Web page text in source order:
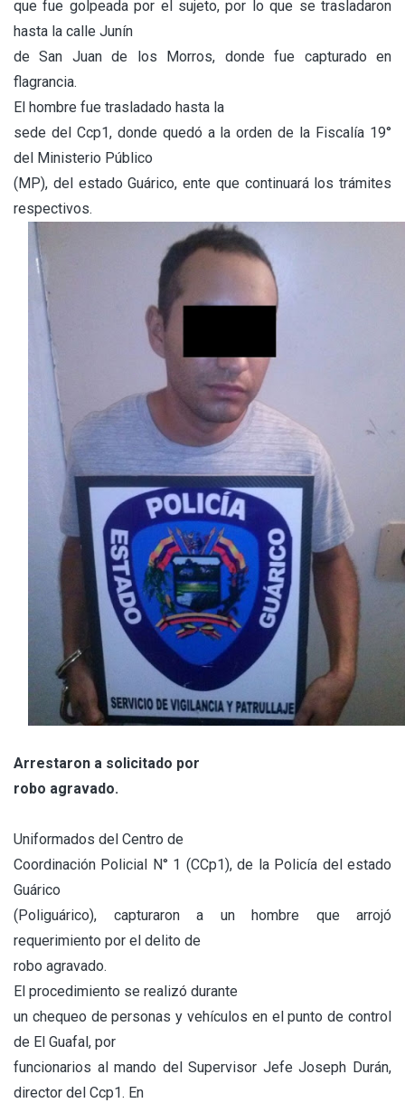
que fue golpeada por el sujeto, por lo que se trasladaron
hasta la calle Junín
de San Juan de los Morros, donde fue capturado en
flagrancia.
El hombre fue trasladado hasta la
sede del Ccp1, donde quedó a la orden de la Fiscalía 19°
del Ministerio Público
(MP), del estado Guárico, ente que continuará los trámites
respectivos.
Arrestaron a solicitado por
robo agravado.
Uniformados del Centro de
Coordinación Policial N° 1 (CCp1), de la Policía del estado
Guárico
(Poliguárico), capturaron a un hombre que arrojó
requerimiento por el delito de
robo agravado.
El procedimiento se realizó durante
un chequeo de personas y vehículos en el punto de control
de El Guafal, por
funcionarios al mando del Supervisor Jefe Joseph Durán,
director del Ccp1. En